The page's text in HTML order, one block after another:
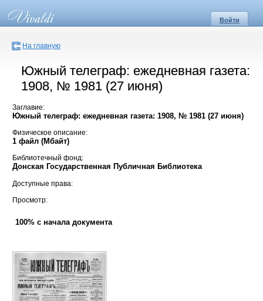
Войти
На главную
Южный телеграф: ежедневная газета:
1908, № 1981 (27 июня)
Заглавие:
Южный телеграф: ежедневная газета: 1908, № 1981 (27 июня)
Физическое описание:
1 файл (Мбайт)
Библиотечный фонд:
Донская Государственная Публичная Библиотека
Доступные права:
Просмотр:
100% с начала документа